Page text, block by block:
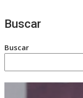
Buscar
Buscar